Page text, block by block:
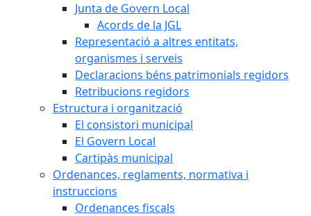
Junta de Govern Local
Acords de la JGL
Representació a altres entitats,
organismes i serveis
Declaracions béns patrimonials regidors
Retribucions regidors
Estructura i organització
El consistori municipal
El Govern Local
Cartipàs municipal
Ordenances, reglaments, normativa i
instruccions
Ordenances fiscals